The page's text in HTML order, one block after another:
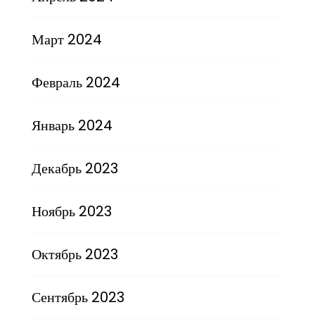
Март 2024
Февраль 2024
Январь 2024
Декабрь 2023
Ноябрь 2023
Октябрь 2023
Сентябрь 2023